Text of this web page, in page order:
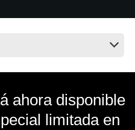
ahora disponible
limitada en